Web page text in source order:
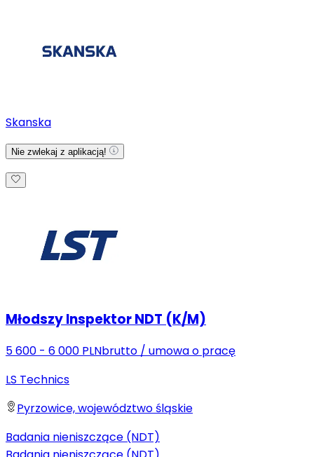
Skanska
Nie zwlekaj z aplikacją!
Młodszy Inspektor NDT (K/M)
5 600 - 6 000 PLNbrutto / umowa o pracę
LS Technics
Pyrzowice, województwo śląskie
Badania nieniszczące (NDT)